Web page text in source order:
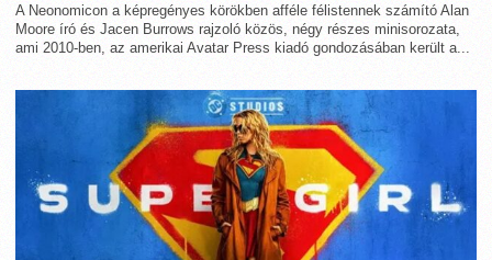
A Neonomicon a képregényes körökben afféle félistennek számító Alan
Moore író és Jacen Burrows rajzoló közös, négy részes minisorozata,
ami 2010-ben, az amerikai Avatar Press kiadó gondozásában került a...